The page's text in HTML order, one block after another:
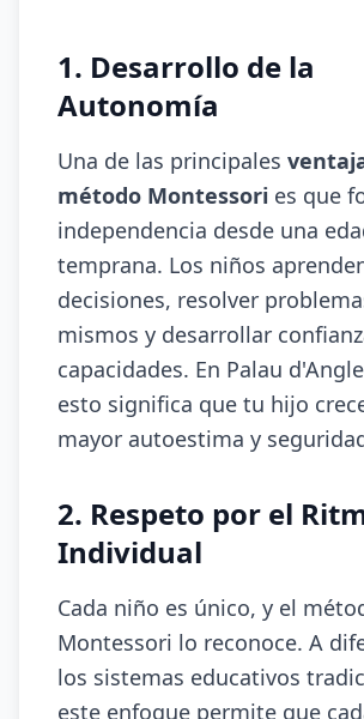
1. Desarrollo de la
Autonomía
Una de las principales
método Montessori es que
independencia desde una
temprana. Los niños
decisiones, resolver
mismos y desarrollar
capacidades. En Palau
esto significa que tu hijo
mayor autoestima y
2. Respeto por el
Individual
Cada niño es único, y el
Montessori lo reconoce. A
los sistemas educativos
este enfoque permite que